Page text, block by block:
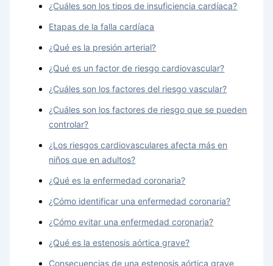
¿Cuáles son los tipos de insuficiencia cardíaca?
Etapas de la falla cardíaca
¿Qué es la presión arterial?
¿Qué es un factor de riesgo cardiovascular?
¿Cuáles son los factores del riesgo vascular?
¿Cuáles son los factores de riesgo que se pueden
controlar?
¿Los riesgos cardiovasculares afecta más en
niños que en adultos?
¿Qué es la enfermedad coronaria?
¿Cómo identificar una enfermedad coronaria?
¿Cómo evitar una enfermedad coronaria?
¿Qué es la estenosis aórtica grave?
Consecuencias de una estenosis aórtica grave